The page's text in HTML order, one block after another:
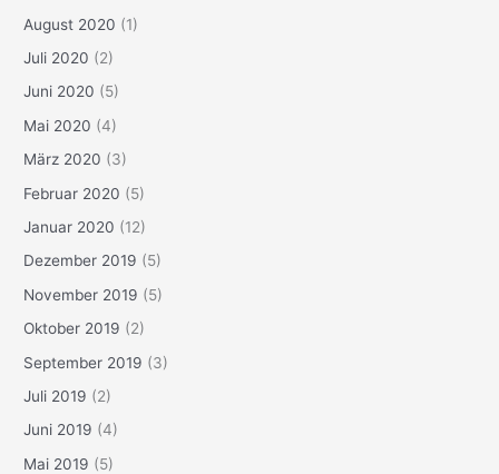
August 2020 (1)
Juli 2020 (2)
Juni 2020 (5)
Mai 2020 (4)
März 2020 (3)
Februar 2020 (5)
Januar 2020 (12)
Dezember 2019 (5)
November 2019 (5)
Oktober 2019 (2)
September 2019 (3)
Juli 2019 (2)
Juni 2019 (4)
Mai 2019 (5)